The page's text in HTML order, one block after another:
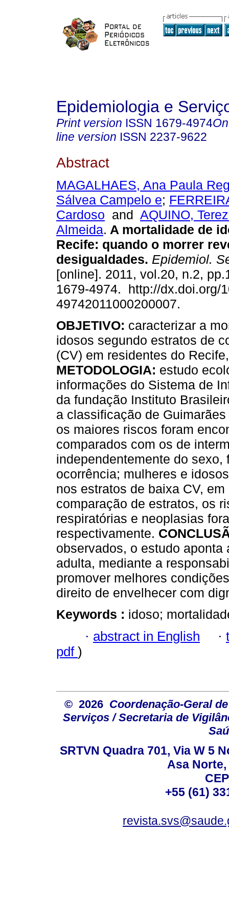
Epidemiologia e
Print version ISSN 1679-4974
line version ISSN 2237-9622
Abstract
MAGALHAES, Ana Paula
Sálvea Campelo e;
Cardoso and AQUINO,
Almeida. A mortalidade de
Recife: quando o morrer
desigualdades. Epidemiol.
[online]. 2011, vol.20, n.2,
1679-4974. http://dx.doi.org/
49742011000200007.
OBJETIVO: caracterizar a
idosos segundo estratos de
(CV) em residentes do
METODOLOGIA: estudo
informações do Sistema de
da fundação Instituto
a classificação de
os maiores riscos foram
comparados com os de
independentemente do
ocorrência; mulheres e
nos estratos de baixa CV,
comparação de estratos, os
respiratórias e neoplasias
respectivamente.
observados, o estudo
adulta, mediante a
promover melhores
direito de envelhecer com
Keywords : idoso;
· abstract in English ·
pdf )
© 2026 Coordenação-Geral
Serviços / Secretaria de
SRTVN Quadra 701, Via W 5
Asa
+55 (61)